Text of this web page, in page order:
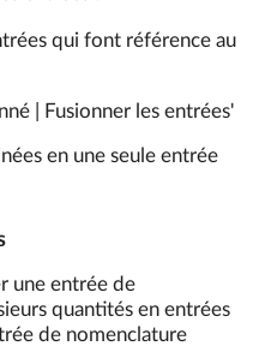
qui font référence au
| Fusionner les entrées'
en une seule entrée
une entrée de
quantités en entrées
de nomenclature